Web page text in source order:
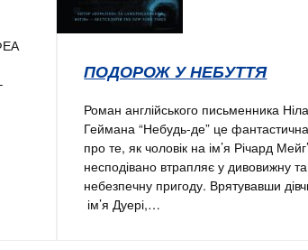
ПОДОРОЖ У НЕБУТТЯ
Роман англійського письменника Ніла
Геймана “Небудь-де” це фантастична
про те, як чоловік на ім’я Річард
несподівано втрапляє у дивовижну
небезпечну пригоду. Врятувавши
ім’я Дуері,…